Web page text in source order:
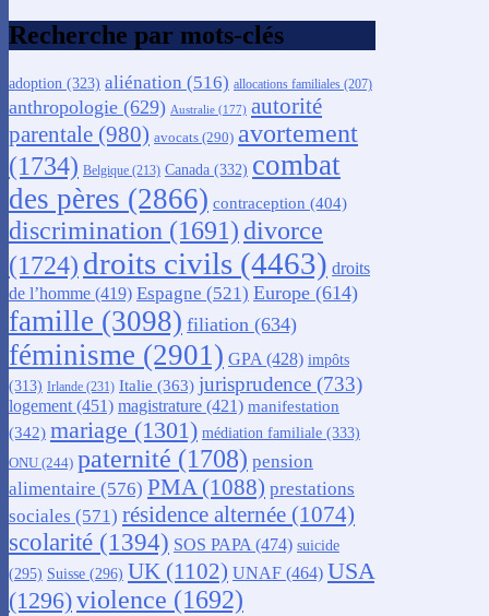
Recherche par mots-clés
adoption (323) aliénation (516) allocations familiales (207)
anthropologie (629) Australie (177) autorité
parentale (980) avocats (290) avortement
(1734) Belgique (213) Canada (332) combat
des pères (2866) contraception (404)
discrimination (1691) divorce
(1724) droits civils (4463) droits
de l’homme (419) Espagne (521) Europe (614)
famille (3098) filiation (634)
féminisme (2901) GPA (428) impôts
(313) Irlande (231) Italie (363) jurisprudence (733)
logement (451) magistrature (421) manifestation
(342) mariage (1301) médiation familiale (333)
ONU (244) paternité (1708) pension
alimentaire (576) PMA(1088) prestations
sociales (571) résidence alternée (1074)
scolarité (1394) SOS PAPA(474) suicide
(295) Suisse (296) UK (1102) UNAF (464) USA
(1296)violence (1692)